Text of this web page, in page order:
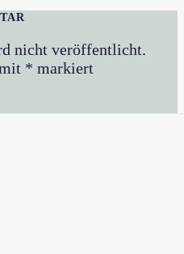
nicht veröffentlicht.
* markiert